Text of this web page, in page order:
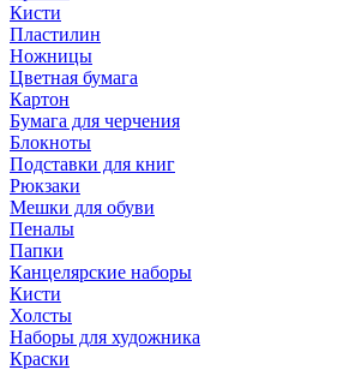
Кисти
Пластилин
Ножницы
Цветная бумага
Картон
Бумага для черчения
Блокноты
Подставки для книг
Рюкзаки
Мешки для обуви
Пеналы
Папки
Канцелярские наборы
Кисти
Холсты
Наборы для художника
Краски